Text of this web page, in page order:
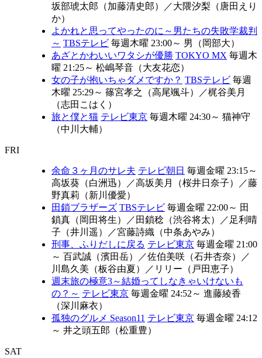
坂部琥太郎（加藤清史郎）
／大隈汐梨（唐田えり
か）
よかれと思ってやったのに～男たちの失敗学裁判
～ TBSテレビ 毎週木曜 23:00～ 男（岡部大）
あざとかわいいワタシが優勝 TOKYO MX 毎週木
曜 21:25～ 松嶋琴音（大友花恋）
女の子が抱いちゃダメですか？ TBSテレビ 毎週
木曜 25:29～ 篠宮孝之（高尾颯斗） ／梶谷美月
（志田こはく）
旅と僕と猫 テレビ東京 毎週木曜 24:30～ 猫神守
（中川大輔）
FRI
余命３ヶ月のサレ夫 テレビ朝日 毎週金曜 23:15～
高坂葵（白洲迅）
／高坂美月（桜井日奈子） ／藤
野真莉（新川優愛）
田鎖ブラザーズ TBSテレビ 毎週金曜 22:00～ 田
鎖真（岡田将生）
／ 田鎖稔（渋谷将太） ／足利晴
子（井川遥）
／宮藤詩織（中条あやみ）
刑事、ふりだしに戻る テレビ東京 毎週金曜 21:00
～ 百武誠（濱田岳） ／佐伯美咲（石井杏奈）
／
川島久美（板谷由夏）
／ リリー（戸田恵子）
週末旅の極意3～結婚ってしなきゃいけないも
の？～ テレビ東京 毎週金曜 24:52～ 進藤綾香
（深川麻衣）
孤独のグルメ Season11 テレビ東京 毎週金曜 24:12
～ 井之頭五郎（松重豊）
SAT